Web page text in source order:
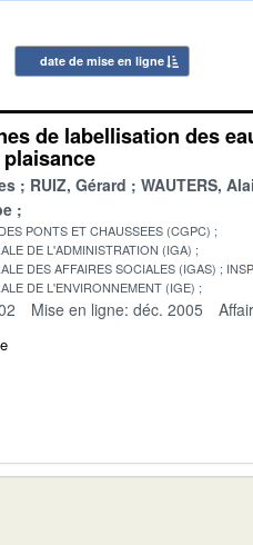
date de mise en ligne
de labellisation des
RUIZ, Gérard WAUTERS,
PONTS ET CHAUSSEES (CGPC)
DE L'ADMINISTRATION (IGA)
DES AFFAIRES SOCIALES (IGAS)
DE L'ENVIRONNEMENT (IGE)
Mise en ligne: déc. 2005